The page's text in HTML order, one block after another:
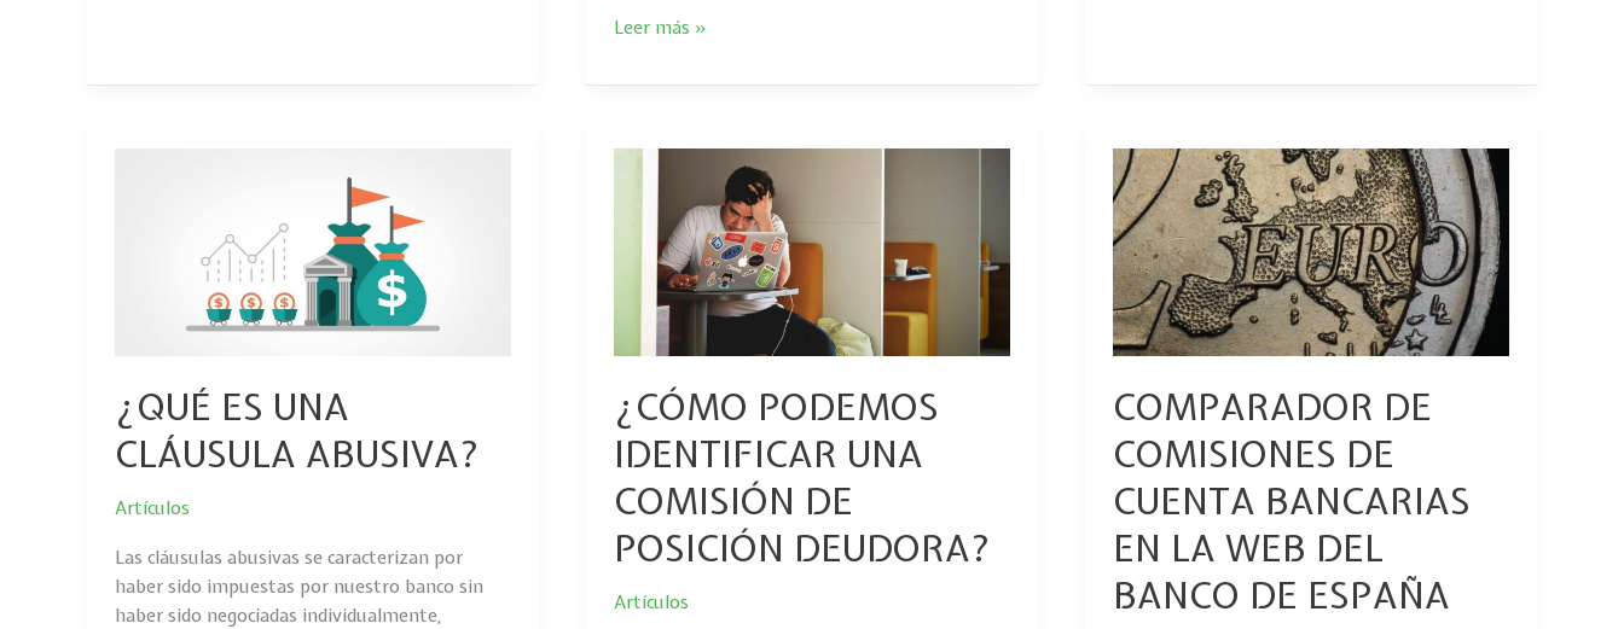
Leer más »
¿QUÉ ES UNA
CLÁUSULA ABUSIVA?
Artículos
Las cláusulas abusivas se caracterizan por
haber sido impuestas por nuestro banco sin
haber sido negociadas individualmente,
¿CÓMO PODEMOS
IDENTIFICAR UNA
COMISIÓN DE
POSICIÓN DEUDORA?
Artículos
IDENTIFICAR
COMISIÓN
POSICIÓN
COMPARADOR DE
COMISIONES DE
CUENTA BANCARIAS
EN LA WEB DEL
BANCO DE ESPAÑA
COMPARADOR
DE
COMISIONES
DE
CUENTA
BANCARIAS
EN
WEB
DEL
BANCO
ESPAÑA